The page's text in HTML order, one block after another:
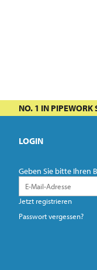
NO. 1 IN PIPEWORK
LOGIN
Geben Sie bitte Ihren
Jetzt registrieren
Passwort vergessen?